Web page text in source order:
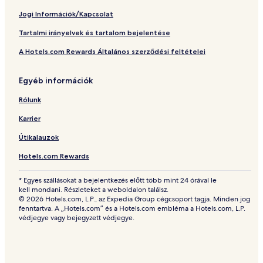
Jogi Információk/Kapcsolat
Tartalmi irányelvek és tartalom bejelentése
A Hotels.com Rewards Általános szerződési feltételei
Egyéb információk
Rólunk
Karrier
Útikalauzok
Hotels.com Rewards
* Egyes szállásokat a bejelentkezés előtt több mint 24 órával le
kell mondani. Részleteket a weboldalon találsz.
© 2026 Hotels.com, L.P., az Expedia Group cégcsoport tagja. Minden jog
fenntartva. A „Hotels.com” és a Hotels.com embléma a Hotels.com, L.P.
védjegye vagy bejegyzett védjegye.